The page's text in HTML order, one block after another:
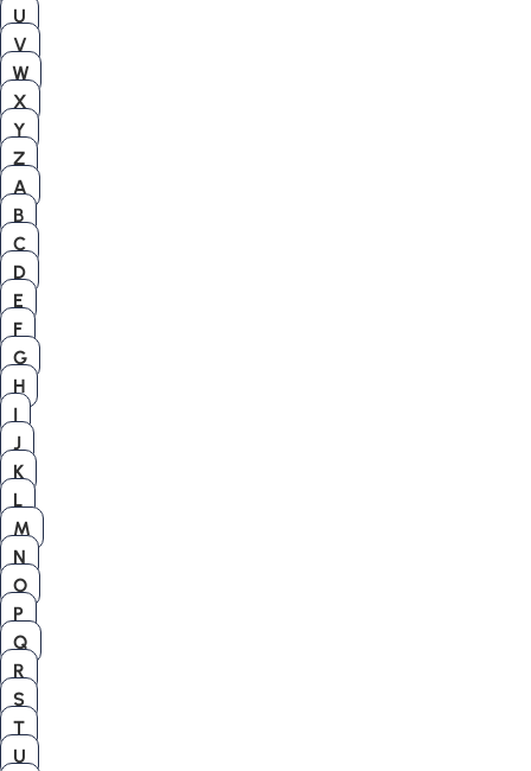
U
V
W
X
Y
Z
A
B
C
D
E
F
G
H
I
J
K
L
M
N
O
P
Q
R
S
T
U